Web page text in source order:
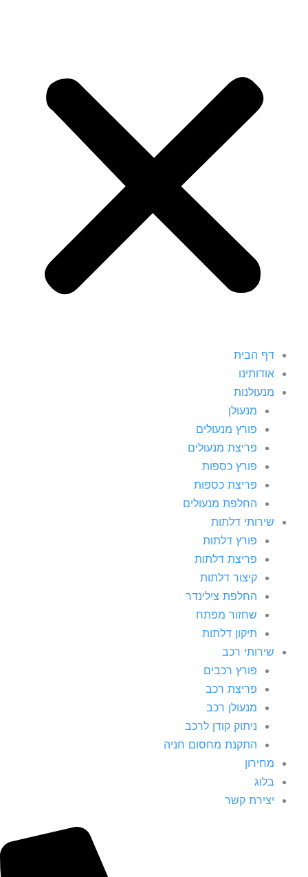
דף הבית
אודותינו
מנעולנות
מנעולן
פורץ מנעולים
פריצת מנעולים
פורץ כספות
פריצת כספות
החלפת מנעולים
שירותי דלתות
פורץ דלתות
פריצת דלתות
קיצור דלתות
החלפת צילינדר
שחזור מפתח
תיקון דלתות
שירותי רכב
פורץ רכבים
פריצת רכב
מנעולן רכב
ניתוק קודן לרכב
התקנת מחסום חניה
מחירון
בלוג
יצירת קשר